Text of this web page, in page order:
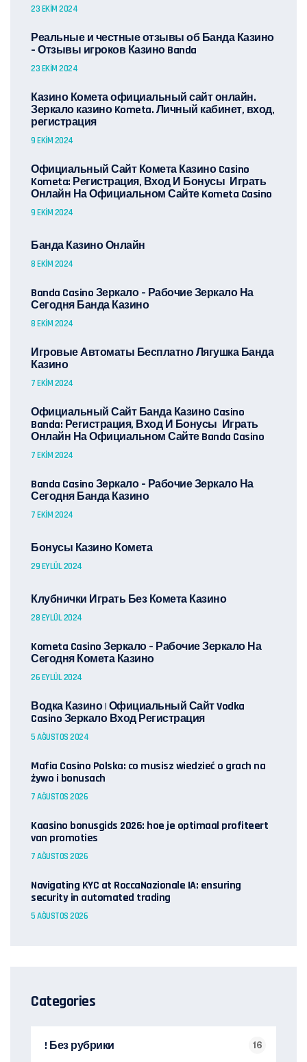
23 EKIM 2024
Реальные и честные отзывы об Банда Казино
– Отзывы игроков Казино Banda
23 EKIM 2024
Казино Комета официальный сайт онлайн.
Зеркало казино Kometa. Личный кабинет, вход,
регистрация
9 EKIM 2024
Официальный Сайт Комета Казино Casino
Kometa: Регистрация, Вход И Бонусы ️ Играть
Онлайн На Официальном Сайте Kometa Casino
9 EKIM 2024
Банда Казино Онлайн
8 EKIM 2024
Banda Casino Зеркало – Рабочие Зеркало На
Сегодня Банда Казино
8 EKIM 2024
Игровые Автоматы Бесплатно Лягушка Банда
Казино
7 EKIM 2024
Официальный Сайт Банда Казино Casino
Banda: Регистрация, Вход И Бонусы ️ Играть
Онлайн На Официальном Сайте Banda Casino
7 EKIM 2024
Banda Casino Зеркало – Рабочие Зеркало На
Сегодня Банда Казино
7 EKIM 2024
Бонусы Казино Комета
29 EYLÜL 2024
Клубнички Играть Без Комета Казино
28 EYLÜL 2024
Kometa Casino Зеркало – Рабочие Зеркало На
Сегодня Комета Казино
26 EYLÜL 2024
Водка Казино | Официальный Сайт Vodka
Casino Зеркало Вход Регистрация
5 AĞUSTOS 2024
Mafia Casino Polska: co musisz wiedzieć o grach na
żywo i bonusach
7 AĞUSTOS 2026
Kaasino bonusgids 2026: hoe je optimaal profiteert
van promoties
7 AĞUSTOS 2026
Navigating KYC at RoccaNazionale IA: ensuring
security in automated trading
5 AĞUSTOS 2026
Categories
! Без рубрики 16